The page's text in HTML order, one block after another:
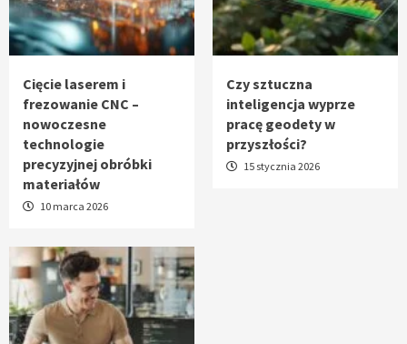
Cięcie laserem i
frezowanie CNC –
nowoczesne
technologie
precyzyjnej obróbki
materiałów
10 marca 2026
Czy sztuczna
inteligencja wyprze
pracę geodety w
przyszłości?
15 stycznia 2026